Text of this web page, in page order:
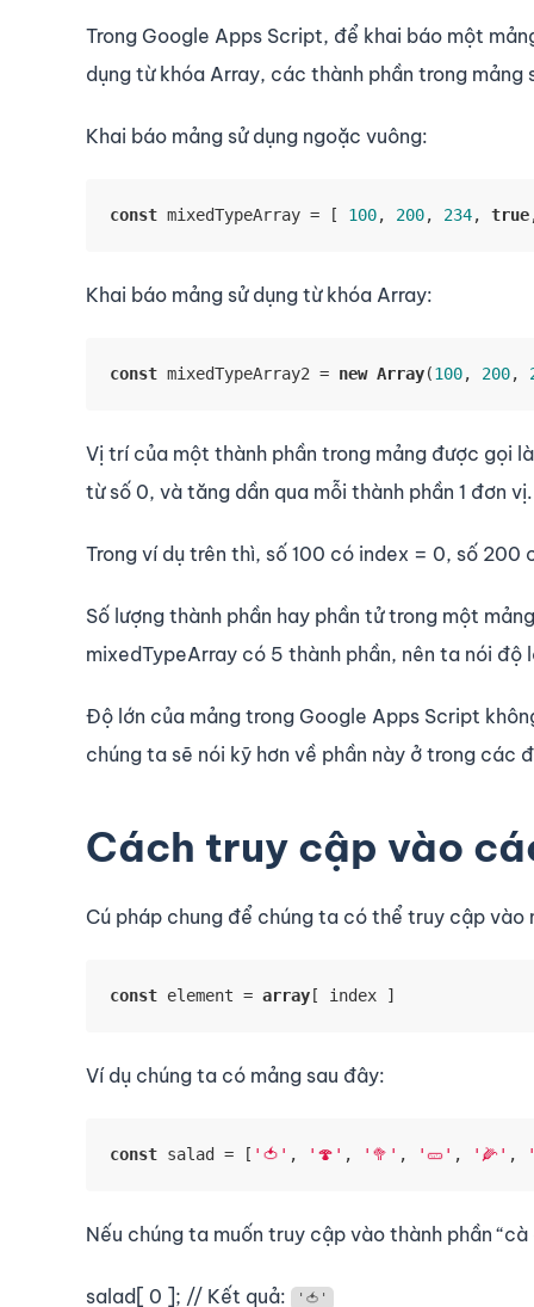
Trong Google Apps Script, để khai báo một
dụng từ khóa Array, các thành phần trong mảng
Khai báo mảng sử dụng ngoặc vuông:
const mixedTypeArray = [ 100, 200, 234, true
Khai báo mảng sử dụng từ khóa Array:
const mixedTypeArray2 = new Array(100, 200,
Vị trí của một thành phần trong mảng được gọi
từ số 0, và tăng dần qua mỗi thành phần 1 đơn vị.
Trong ví dụ trên thì, số 100 có index = 0, số 200
Số lượng thành phần hay phần tử trong một
mixedTypeArray có 5 thành phần, nên ta nói độ
Độ lớn của mảng trong Google Apps Script
chúng ta sẽ nói kỹ hơn về phần này ở trong các
Cách truy cập vào
Cú pháp chung để chúng ta có thể truy cập vào
const element = array[ index ]
Ví dụ chúng ta có mảng sau đây:
const salad = [ '🍅' , '🍄' , '🥦' , '🥒' , '🌽' ,
Nếu chúng ta muốn truy cập vào thành phần
salad[ 0 ]; // Kết quả: '🍅'